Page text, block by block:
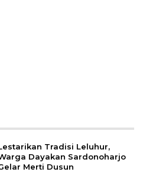
Tradisi Leluhur,
Dayakan Sardonoharjo
Merti Dusun